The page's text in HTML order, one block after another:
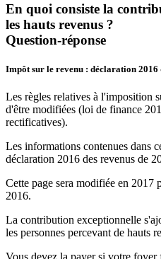
En quoi consiste la
les hauts revenus ?
Question-réponse
Impôt sur le revenu : déclaration 2016
Les règles relatives à l'imposition
d'être modifiées (loi de finance
rectificatives).
Les informations contenues dans
déclaration 2016 des revenus de
Cette page sera modifiée en 2017
2016.
La contribution exceptionnelle
les personnes percevant de hauts
Vous devez la payer si votre foyer